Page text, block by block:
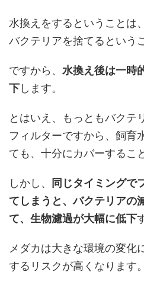
水換えをするということは
バクテリアを捨てるという
ですから、 水換え後は一時
下します。
とはいえ、もっともバクテ
フィルターですから、飼育
ても、十分にカバーするこ
しかし、 同じタイミングで
てしまうと、バクテリアの
て、生物濾過が大幅に低下
メダカは大きな環境の変化
するリスクが高くなります。